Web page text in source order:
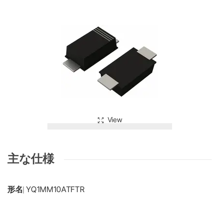
View
主な仕様
形名 YQ1MM10ATFTR